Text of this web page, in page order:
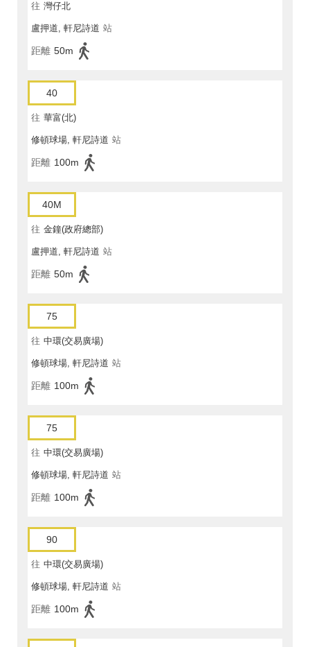
往 灣仔北
盧押道, 軒尼詩道 站
距離 50m
40
往 華富(北)
修頓球場, 軒尼詩道 站
距離 100m
40M
往 金鐘(政府總部)
盧押道, 軒尼詩道 站
距離 50m
75
往 中環(交易廣場)
修頓球場, 軒尼詩道 站
距離 100m
75
往 中環(交易廣場)
修頓球場, 軒尼詩道 站
距離 100m
90
往 中環(交易廣場)
修頓球場, 軒尼詩道 站
距離 100m